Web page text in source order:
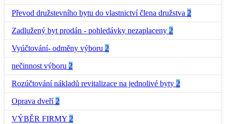
Převod družstevního bytu do vlastnictví člena družstva 2
Zadlužený byt prodán - pohledávky nezaplaceny 2
Vyúčtování- odměny výboru 2
nečinnost výboru 2
Rozúčtování nákladů revitalizace na jednolivé byty 2
Oprava dveří 2
VÝBĚR FIRMY 2